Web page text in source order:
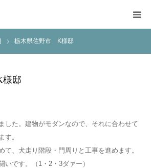
栃木県佐野市 K様邸
邸
した。建物がモダンなので、それに合わせて
す。
て、犬走り階段・門周りと工事を進めます。
いです。（1・2・3ダァー）